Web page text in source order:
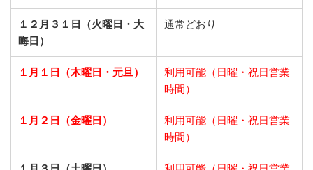
１２月３１日（火曜日・大
晦日）
通常どおり
１月１日（木曜日・元旦）
利用可能（日曜・祝日営業
時間）
１月２日（金曜日）
利用可能（日曜・祝日営業
時間）